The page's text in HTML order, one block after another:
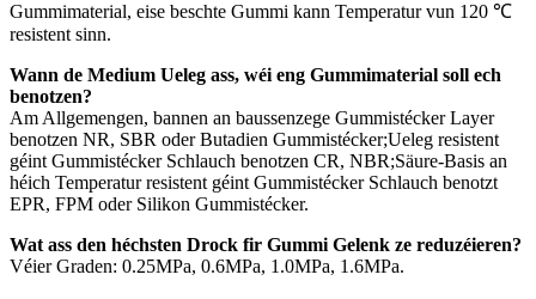
Gummimaterial, eise beschte Gummi kann Temperatur vun 120 ℃
resistent sinn.
Wann de Medium Ueleg ass, wéi eng Gummimaterial soll ech
benotzen?
Am Allgemengen, bannen an baussenzege Gummistécker Layer
benotzen NR, SBR oder Butadien Gummistécker;Ueleg resistent
géint Gummistécker Schlauch benotzen CR, NBR;Säure-Basis an
héich Temperatur resistent géint Gummistécker Schlauch benotzt
EPR, FPM oder Silikon Gummistécker.
Wat ass den héchsten Drock fir Gummi Gelenk ze reduzéieren?
Véier Graden: 0.25MPa, 0.6MPa, 1.0MPa, 1.6MPa.